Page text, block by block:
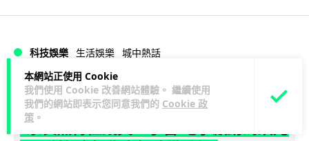
本網站正使用 Cookie
我們使用 Cookie 改善網站體驗。 繼續使用
我們的網站即表示您同意我們的 Cookie 政
策 。
科技娛樂 生活娛樂 城中熱話
Lawton 1 日
家長無得慳錢買二手書 電子啟動碼鎖死